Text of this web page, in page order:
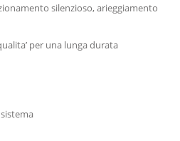
silenzioso, arieggiamento
per una lunga durata